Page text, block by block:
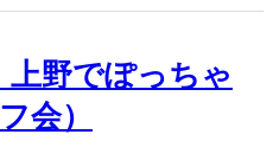
上野でぽっちゃ
会）